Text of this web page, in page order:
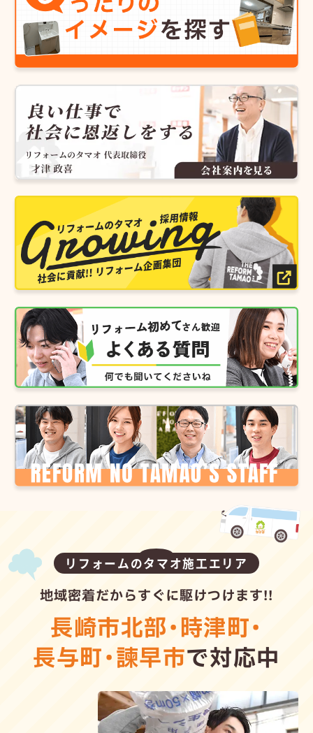
リフォームのタマオ施工エリア
地域密着だからすぐに駆けつけます!!
長崎市北部・時津町・
長与町・諫早市で対応中